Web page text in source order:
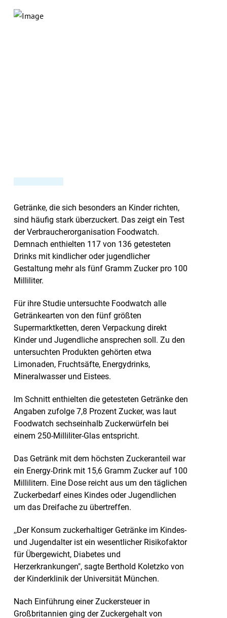
Getränke, die sich besonders an Kinder richten,
sind häufig stark überzuckert. Das zeigt ein Test
der Verbraucherorganisation Foodwatch.
Demnach enthielten 117 von 136 getesteten
Drinks mit kindlicher oder jugendlicher
Gestaltung mehr als fünf Gramm Zucker pro 100
Milliliter.
Für ihre Studie untersuchte Foodwatch alle
Getränkearten von den fünf größten
Supermarktketten, deren Verpackung direkt
Kinder und Jugendliche ansprechen soll. Zu den
untersuchten Produkten gehörten etwa
Limonaden, Fruchtsäfte, Energydrinks,
Mineralwasser und Eistees.
lm Schnitt enthielten die getesteten Getränke den
Angaben zufolge 7,8 Prozent Zucker, was laut
Foodwatch sechseinhalb Zuckerwürfeln bei
einem 250-Milliliter-Glas entspricht.
Das Getränk mit dem höchsten Zuckeranteil war
ein Energy-Drink mit 15,6 Gramm Zucker auf 100
Millilitern. Eine Dose reicht aus um den täglichen
Zuckerbedarf eines Kindes oder Jugendlichen
um das Dreifache zu übertreffen.
,,Der Konsum zuckerhaltiger Getränke im Kindes-
und Jugendalter ist ein wesentlicher Risikofaktor
für Übergewicht, Diabetes und
Herzerkrankungen", sagte Berthold Koletzko von
der Kinderklinik der Universität München.
Nach Einführung einer Zuckersteuer in
Großbritannien ging der Zuckergehalt von